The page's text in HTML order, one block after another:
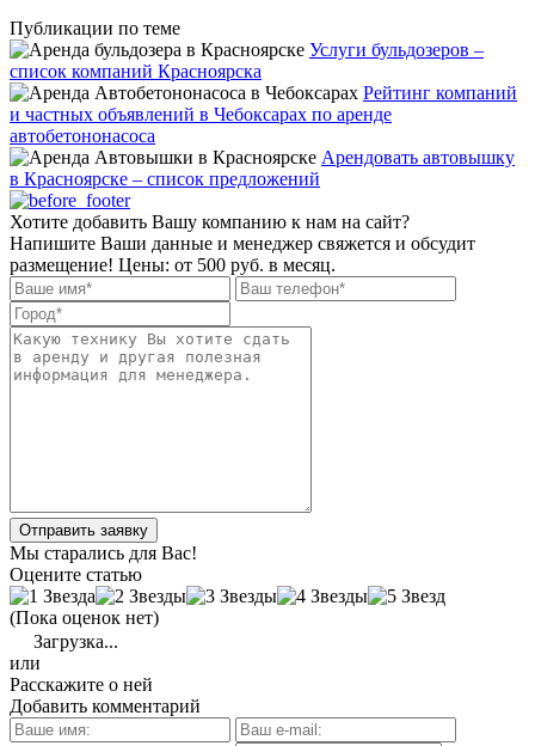
Публикации по теме
Услуги бульдозеров –
список компаний Красноярска
Рейтинг компаний
и частных объявлений в Чебоксарах по аренде
автобетононасоса
Арендовать автовышку
в Красноярске – список предложений
Хотите добавить Вашу компанию к нам на сайт?
Напишите Ваши данные и менеджер свяжется и обсудит
размещение! Цены: от 500 руб. в месяц.
Отправить заявку
Мы старались для Вас!
Оцените статью
(Пока оценок нет)
Загрузка...
или
Расскажите о ней
Добавить комментарий